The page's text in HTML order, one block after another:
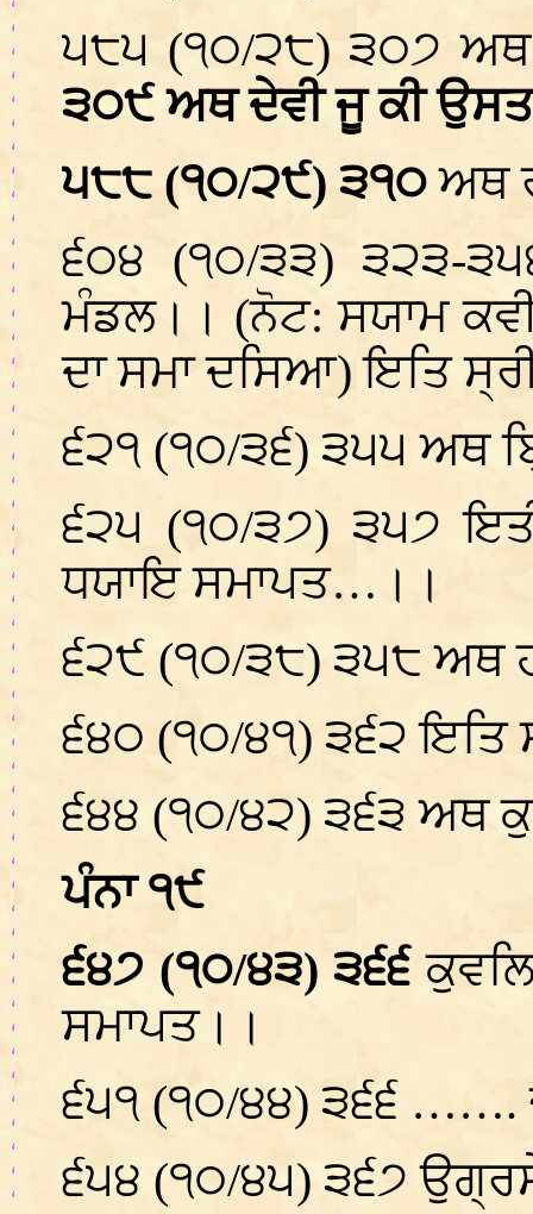
੫੮੫ (੧੦/੨੮) ੩੦੭
੩੦੯ ਅਥ ਦੇਵੀ ਜੂ ਕੀ
੫੮੮ (੧੦/੨੯) ੩੧੦ਅਥ
੬੦੪ (੧੦/੩੩) ੩੨੩-
ਮੰਡਲ।। (ਨੋਟ: ਸਯਾਮ
ਦਾ ਸਮਾ ਦਸਿਆ) ਇਤਿ
੬੨੧ (੧੦/੩੬) ੩੫੫ ਅਥ
੬੨੫ (੧੦/੩੭) ੩੫੭
ਧਯਾਇ ਸਮਾਪਤ…।।
੬੨੯ (੧੦/੩੮) ੩੫੮ ਅਥ
੬੪੦ (੧੦/੪੧) ੩੬੨
੬੪੪ (੧੦/੪੨) ੩੬੩ ਅਥ
ਪੰਨਾ ੧੯
੬੪੭ (੧੦/੪੩) ੩੬੬
ਸਮਾਪਤ।।
੬੫੧ (੧੦/੪੪) ੩੬੬
੬੫੪ (੧੦/੪੫) ੩੬੭